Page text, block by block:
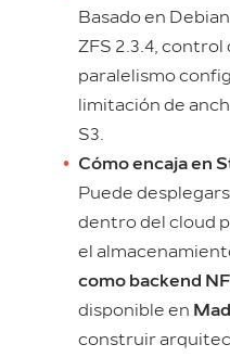
Basado en Debian
ZFS 2.3.4,
paralelismo
limitación de
S3.
Cómo encaja en
Puede
dentro del cloud
el
como backend
disponible en
construir